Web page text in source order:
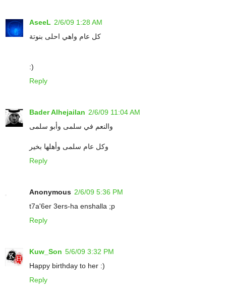
AseeL 2/6/09 1:28 AM
كل عام واهي احلى بنوتة
:)
Reply
Bader Alhejailan 2/6/09 11:04 AM
والنعم في سلمى وأبو سلمى
وكل عام سلمى وأهلها بخير
Reply
Anonymous 2/6/09 5:36 PM
t7a'6er 3ers-ha enshalla ;p
Reply
Kuw_Son 5/6/09 3:32 PM
Happy birthday to her :)
Reply